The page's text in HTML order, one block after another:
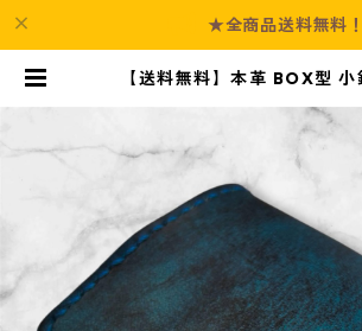
★全商品送料無料！
【送料無料】本革 BOX型 小
革 バングラディシュ ムラ染
メンズ レディース レザー ミ
ハンドメイド コンパクト財
ゼント 誕生日 父の日 |
oth